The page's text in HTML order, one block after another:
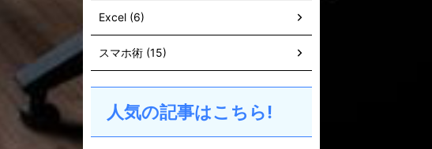
Excel (6)
スマホ術 (15)
人気の記事はこちら!